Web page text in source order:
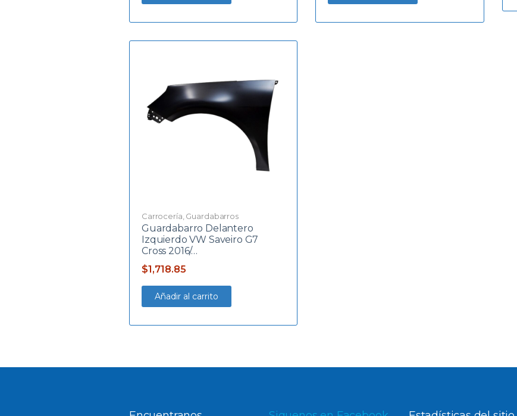
Carrocería,Guardabarros
Guardabarro Delantero
Izquierdo VW Saveiro G7
Cross 2016/…
$1,718.85
Añadir al carrito